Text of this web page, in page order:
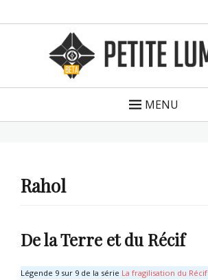
MENU
Rahol
De la Terre et du Récif
Légende 9 sur 9 de la série La fragilisation du Récif